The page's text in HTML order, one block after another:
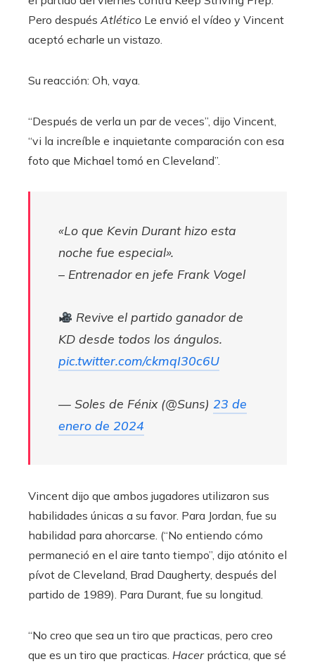
Pero después Atlético Le envió el vídeo y Vincent
aceptó echarle un vistazo.
Su reacción: Oh, vaya.
“Después de verla un par de veces”, dijo Vincent,
“vi la increíble e inquietante comparación con esa
foto que Michael tomó en Cleveland”.
«Lo que Kevin Durant hizo esta
noche fue especial».
– Entrenador en jefe Frank Vogel
Revive el partido ganador de
KD desde todos los ángulos.
pic.twitter.com/ckmqI30c6U
— Soles de Fénix (@Suns) 23 de
enero de 2024
Vincent dijo que ambos jugadores utilizaron sus
habilidades únicas a su favor. Para Jordan, fue su
habilidad para ahorcarse. (“No entiendo cómo
permaneció en el aire tanto tiempo”, dijo atónito el
pívot de Cleveland, Brad Daugherty, después del
partido de 1989). Para Durant, fue su longitud.
“No creo que sea un tiro que practicas, pero creo
que es un tiro que practicas. Hacerpráctica, que sé